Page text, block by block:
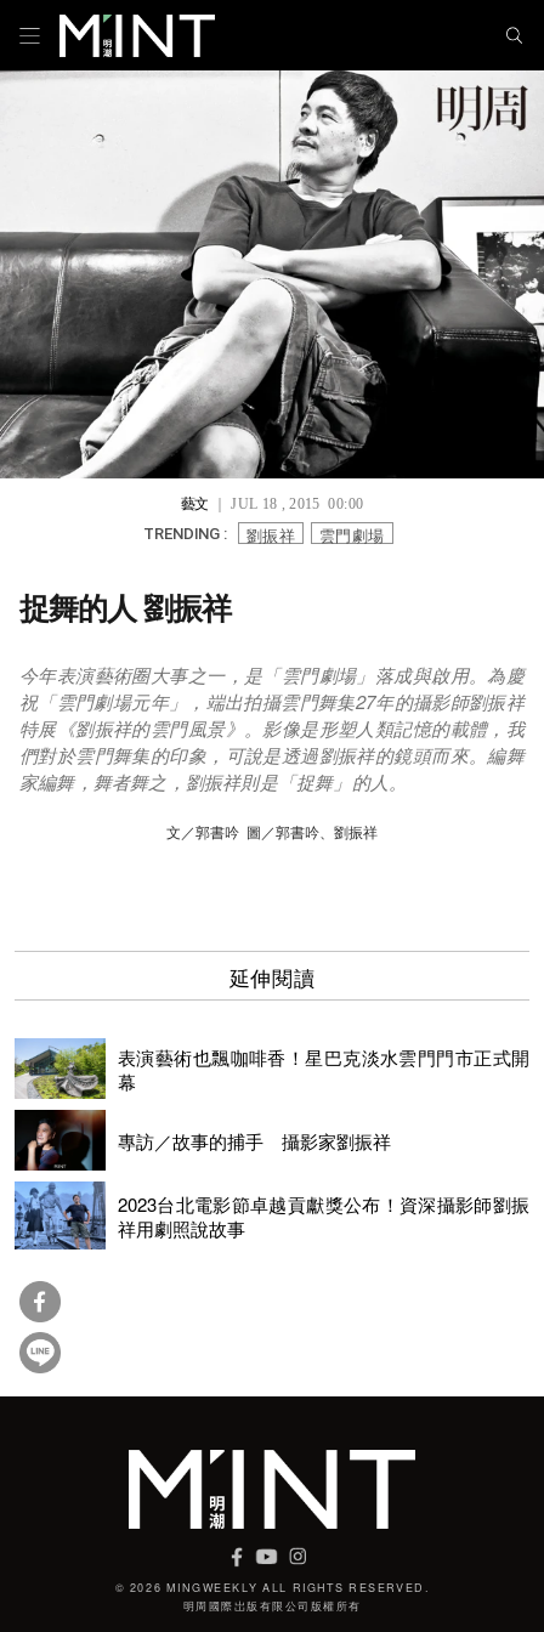
藝文 ｜ JUL 18 , 2015 00:00
TRENDING : 劉振祥 雲門劇場
捉舞的人 劉振祥
今年表演藝術圈大事之一，是「雲門劇場」落成與啟用。為慶
祝「雲門劇場元年」，端出拍攝雲門舞集27年的攝影師劉振祥
特展《劉振祥的雲門風景》。影像是形塑人類記憶的載體，我
們對於雲門舞集的印象，可說是透過劉振祥的鏡頭而來。編舞
家編舞，舞者舞之，劉振祥則是「捉舞」的人。
文／郭書吟 圖／郭書吟、劉振祥
延伸閱讀
表演藝術也飄咖啡香！星巴克淡水雲門門市正式開
幕
專訪／故事的捕手 攝影家劉振祥
2023台北電影節卓越貢獻獎公布！資深攝影師劉振
祥用劇照說故事
© 2026 MINGWEEKLY ALL RIGHTS RESERVED.
明周國際岀版有限公司版權所有